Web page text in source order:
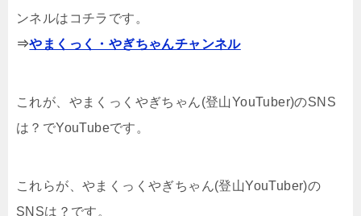
ンネルはコチラです。
⇒やまくっく・やぎちゃんチャンネル
これが、やまくっくやぎちゃん(登山YouTuber)のSNS
は？でYouTubeです。
これらが、やまくっくやぎちゃん(登山YouTuber)の
SNSは？です。